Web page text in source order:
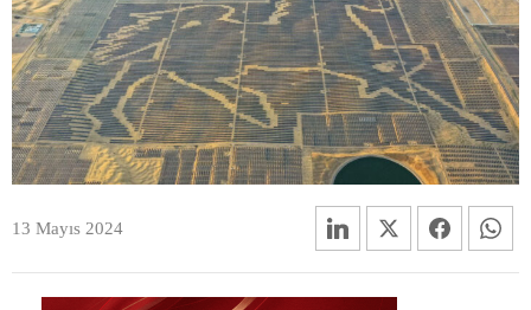
13 Mayıs 2024